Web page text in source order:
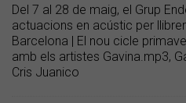
Del 7 al 28 de maig, el Grup
actuacions en acústic per
Barcelona | El nou cicle
amb els artistes Gavina.mp3,
Cris Juanico